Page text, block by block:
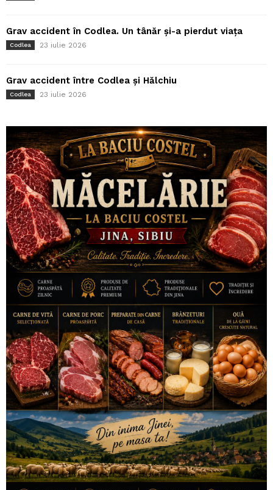
Grav accident în Codlea. Un tânăr și-a pierdut viața
Codlea 23 iulie 2026
Grav accident între Codlea și Hălchiu
Codlea 23 iulie 2026